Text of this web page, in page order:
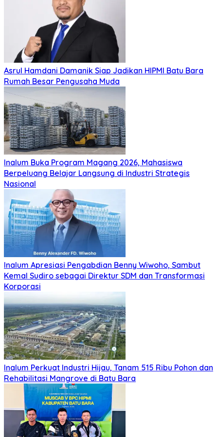
Asrul Hamdani Damanik Siap Jadikan HIPMI Batu Bara
Rumah Besar Pengusaha Muda
Inalum Buka Program Magang 2026, Mahasiswa
Berpeluang Belajar Langsung di Industri Strategis
Nasional
Inalum Apresiasi Pengabdian Benny Wiwoho, Sambut
Kemal Sudiro sebagai Direktur SDM dan Transformasi
Korporasi
Inalum Perkuat Industri Hijau, Tanam 515 Ribu Pohon dan
Rehabilitasi Mangrove di Batu Bara